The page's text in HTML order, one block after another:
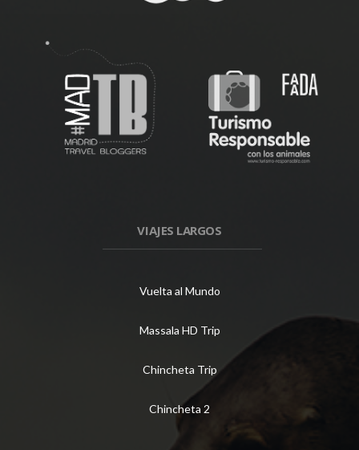
VIAJES LARGOS
Vuelta al Mundo
Massala HD Trip
Chincheta Trip
Chincheta 2